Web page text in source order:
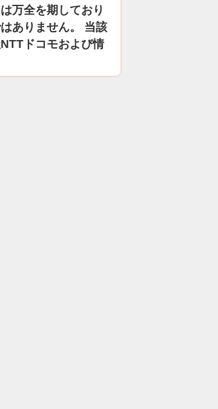
万全を期しており
ありません。 当該
ドコモおよび情